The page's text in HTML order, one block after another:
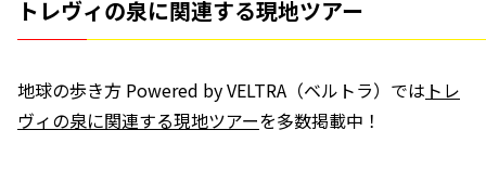
トレヴィの泉に関連する現地ツアー
地球の歩き方 Powered by VELTRA（ベルトラ）では トレ
ヴィの泉に関連する現地ツアーを多数掲載中！